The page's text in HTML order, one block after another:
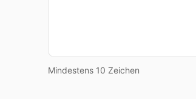
00:01:38: Pandemische
Mindestens 10 Zeichen